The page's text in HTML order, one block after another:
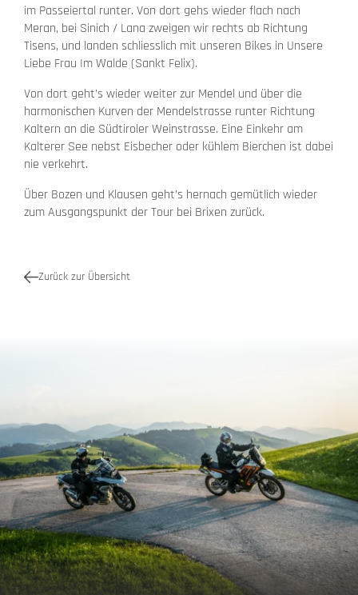
im Passeiertal runter. Von dort gehs wieder flach nach
Meran, bei Sinich / Lana zweigen wir rechts ab Richtung
Tisens, und landen schliesslich mit unseren Bikes in Unsere
Liebe Frau Im Walde (Sankt Felix).
Von dort geht’s wieder weiter zur Mendel und über die
harmonischen Kurven der Mendelstrasse runter Richtung
Kaltern an die Südtiroler Weinstrasse. Eine Einkehr am
Kalterer See nebst Eisbecher oder kühlem Bierchen ist dabei
nie verkehrt.
Über Bozen und Klausen geht’s hernach gemütlich wieder
zum Ausgangspunkt der Tour bei Brixen zurück.
Zurück zur Übersicht